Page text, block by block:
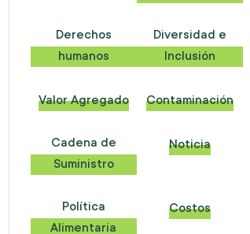
Derechos
humanos
Diversidad e
Inclusión
Valor Agregado Contaminación
Cadena de
Suministro
Noticia
Política
Alimentaria
Costos